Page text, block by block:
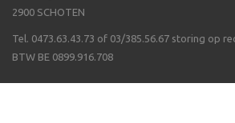
2900 SCHOTEN
Tel. 0473.63.43.73 of 03/385.56.67 storing op
BTW BE 0899.916.708